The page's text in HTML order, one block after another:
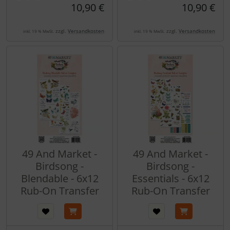
10,90 €
inkl. 19 % MwSt. zzgl. Versandkosten
10,90 €
inkl. 19 % MwSt. zzgl. Versandkosten
49 And Market -
Birdsong -
Blendable - 6x12
Rub-On Transfer
49 And Market -
Birdsong -
Essentials - 6x12
Rub-On Transfer